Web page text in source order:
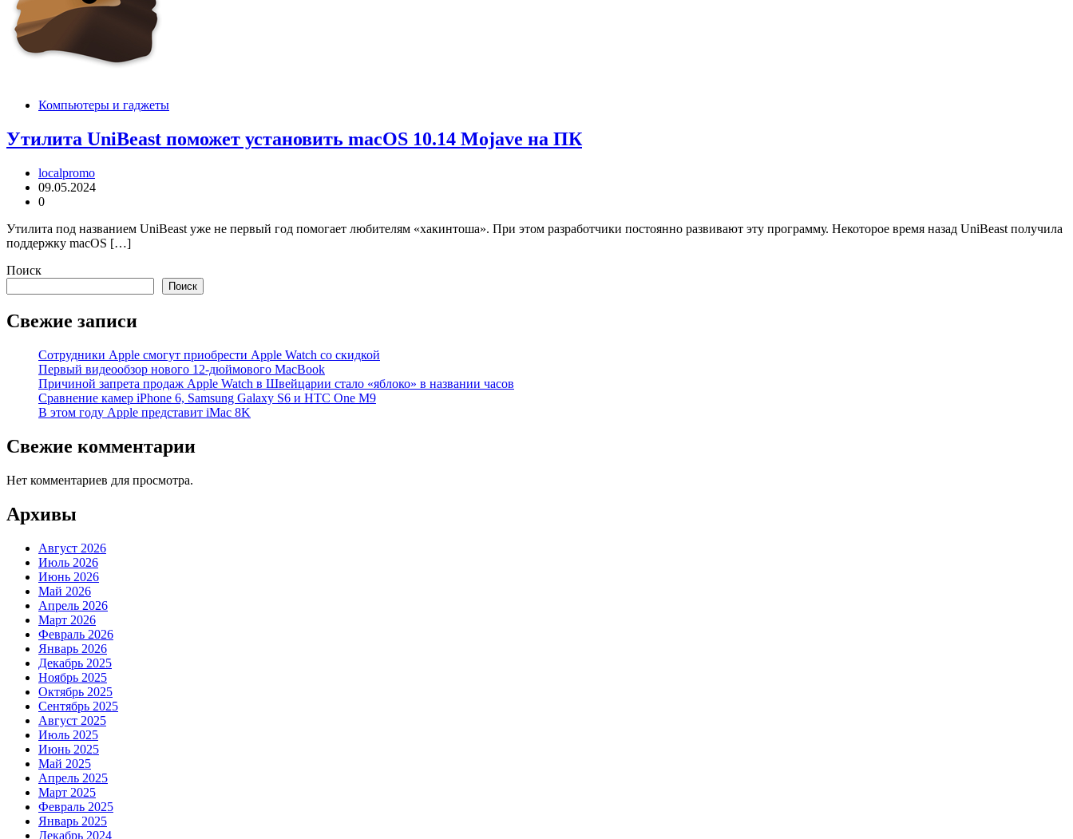
Компьютеры и гаджеты
Утилита UniBeast поможет установить macOS 10.14 Mojave на ПК
localpromo
09.05.2024
0
Утилита под названием UniBeast уже не первый год помогает любителям «хакинтоша». При этом разработчики постоянно развивают эту программу. Некоторое время назад UniBeast получила
поддержку macOS […]
Поиск
Поиск
Свежие записи
Сотрудники Apple смогут приобрести Apple Watch со скидкой
Первый видеообзор нового 12-дюймового MacBook
Причиной запрета продаж Apple Watch в Швейцарии стало «яблоко» в названии часов
Cравнение камер iPhone 6, Samsung Galaxy S6 и HTC One M9
В этом году Apple представит iMac 8K
Свежие комментарии
Нет комментариев для просмотра.
Архивы
Август 2026
Июль 2026
Июнь 2026
Май 2026
Апрель 2026
Март 2026
Февраль 2026
Январь 2026
Декабрь 2025
Ноябрь 2025
Октябрь 2025
Сентябрь 2025
Август 2025
Июль 2025
Июнь 2025
Май 2025
Апрель 2025
Март 2025
Февраль 2025
Январь 2025
Декабрь 2024